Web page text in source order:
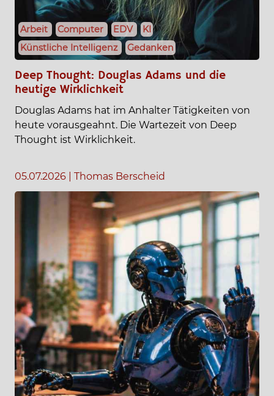
Arbeit Computer EDV
KI
Künstliche Intelligenz
Gedanken
Deep Thought: Douglas Adams und die
heutige Wirklichkeit
Douglas Adams hat im Anhalter Tätigkeiten von
heute vorausgeahnt. Die Wartezeit von Deep
Thought ist Wirklichkeit.
05.07.2026 Thomas Berscheid